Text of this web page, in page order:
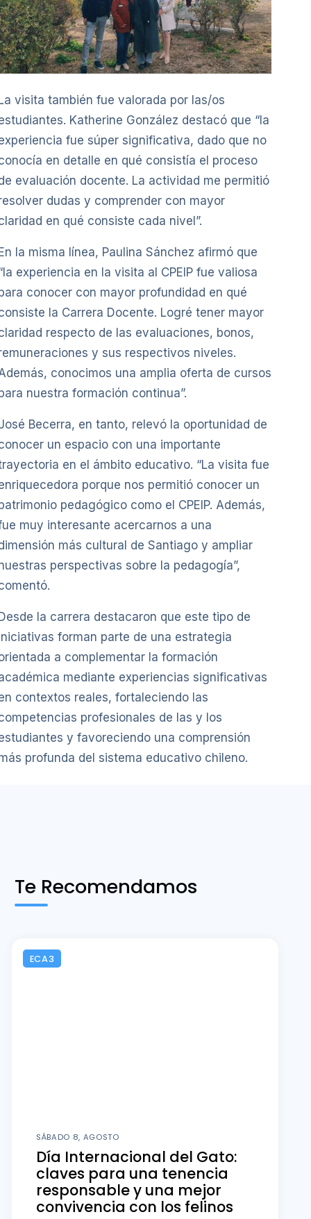
visita también fue valorada por las/os
Katherine González destacó que “la
fue súper significativa, dado que no
en detalle en qué consistía el proceso
evaluación docente. La actividad me permitió
dudas y comprender con mayor
en qué consiste cada nivel”.
la misma línea, Paulina Sánchez afirmó que
experiencia en la visita al CPEIP fue valiosa
conocer con mayor profundidad en qué
la Carrera Docente. Logré tener mayor
respecto de las evaluaciones, bonos,
y sus respectivos niveles.
conocimos una amplia oferta de cursos
nuestra formación continua”.
Becerra, en tanto, relevó la oportunidad de
un espacio con una importante
en el ámbito educativo. “La visita fue
porque nos permitió conocer un
pedagógico como el CPEIP. Además,
muy interesante acercarnos a una
más cultural de Santiago y ampliar
perspectivas sobre la pedagogía”,
la carrera destacaron que este tipo de
forman parte de una estrategia
a complementar la formación
mediante experiencias significativas
contextos reales, fortaleciendo las
profesionales de las y los
y favoreciendo una comprensión
profunda del sistema educativo chileno.
Te Recomendamos
ECA3
SÁBADO 8, AGOSTO
Día Internacional del Gato:
claves para una tenencia
responsable y una mejor
convivencia con los felinos